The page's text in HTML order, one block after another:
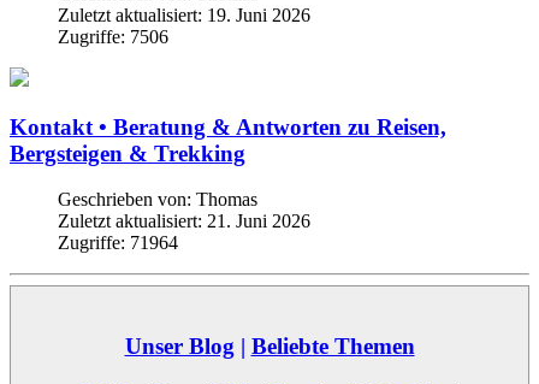
Zuletzt aktualisiert: 19. Juni 2026
Zugriffe: 7506
Kontakt • Beratung & Antworten zu Reisen,
Bergsteigen & Trekking
Geschrieben von: Thomas
Zuletzt aktualisiert: 21. Juni 2026
Zugriffe: 71964
Unser Blog | Beliebte Themen